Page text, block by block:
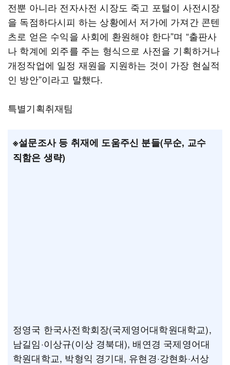
전뿐 아니라 전자사전 시장도 죽고 포털이 사전시장
을 독점하다시피 하는 상황에서 저가에 가져간 콘텐
츠로 얻은 수익을 사회에 환원해야 한다”며 “출판사
나 학계에 외주를 주는 형식으로 사전을 기획하거나
개정작업에 일정 재원을 지원하는 것이 가장 현실적
인 방안”이라고 말했다.
특별기획취재팀
※설문조사 등 취재에 도움주신 분들(무순, 교수
직함은 생략)
정영국 한국사전학회장(국제영어대학원대학교),
남길임·이상규(이상 경북대), 배연경 국제영어대
학원대학교, 박형익 경기대, 유현경·강현화·서상